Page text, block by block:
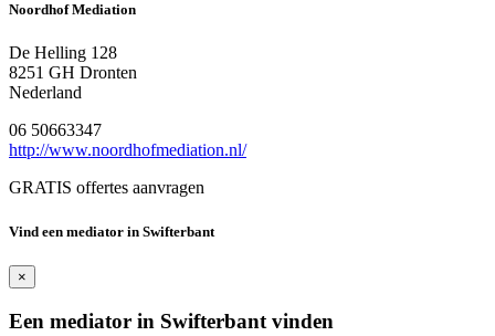
Noordhof Mediation
De Helling 128
8251 GH Dronten
Nederland
06 50663347
http://www.noordhofmediation.nl/
GRATIS offertes aanvragen
Vind een mediator in Swifterbant
×
Een mediator in Swifterbant vinden